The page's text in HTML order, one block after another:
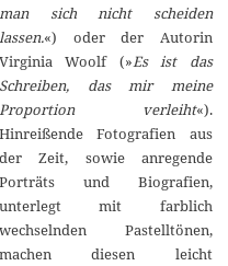
man sich nicht scheiden
lassen.«) oder der Autorin
Virginia Woolf (»Es ist das
Schreiben, das mir meine
Proportion verleiht«).
Hinreißende Fotografien aus
der Zeit, sowie anregende
Porträts und Biografien,
unterlegt mit farblich
wechselnden Pastelltönen,
machen diesen leicht